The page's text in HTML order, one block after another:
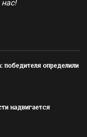
победителя определили
надвигается